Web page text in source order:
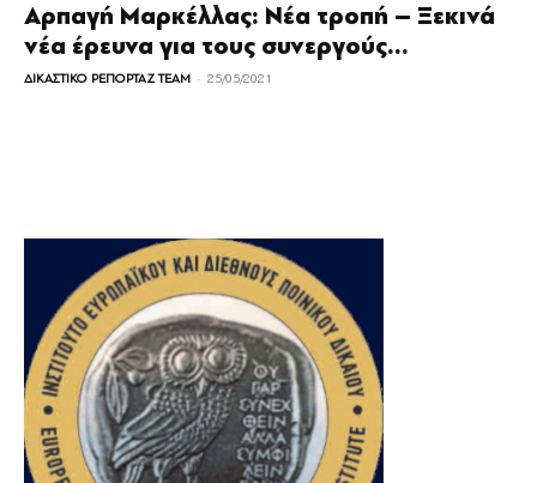
Αρπαγή Μαρκέλλας: Νέα τροπή – Ξεκινά
νέα έρευνα για τους συνεργούς...
ΔΙΚΑΣΤΙΚΟ ΡΕΠΟΡΤΑΖ TEAM - 25/05/2021